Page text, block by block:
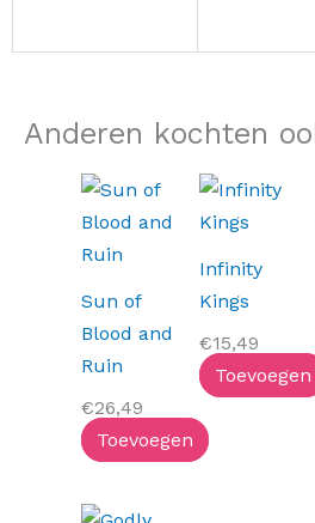
Anderen kochten
Sun of
Blood and
Ruin
€26,49
Toevoegen
Infinity
Kings
€15,49
Toevoegen